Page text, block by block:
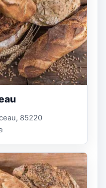
85220